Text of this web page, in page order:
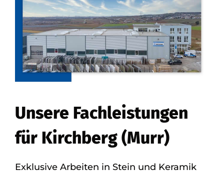
Unsere Fachleistungen
für Kirchberg (Murr)
Exklusive Arbeiten in Stein und Keramik